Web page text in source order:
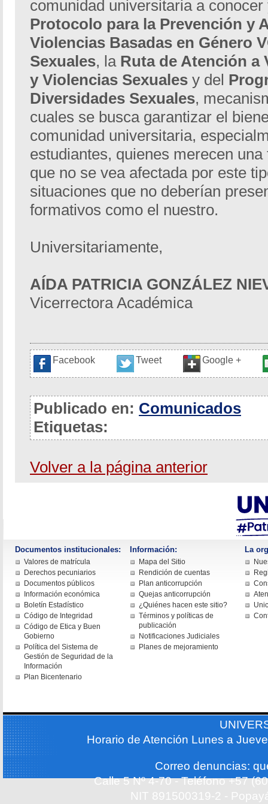
comunidad universitaria a
Protocolo para la Prevención y
Violencias Basadas en Género
Sexuales, la Ruta de Atención a
y Violencias Sexuales y del
Diversidades Sexuales,
cuales se busca garantizar el
comunidad universitaria,
estudiantes, quienes merecen
que no se vea afectada por este
situaciones que no deberían
formativos como el nuestro.
Universitariamente,
AÍDA PATRICIA GONZÁLEZ
Vicerrectora Académica
Facebook Tweet Google +
Publicado en: Comunicados
Etiquetas:
Volver a la página anterior
Documentos institucionales:
Valores de matrícula
Derechos pecuniarios
Documentos públicos
Información económica
Boletín Estadístico
Código de Integridad
Código de Etica y Buen
Gobierno
Política del Sistema de
Gestión de Seguridad de la
Información
Plan Bicentenario
Información:
Mapa del Sitio
Rendición de cuentas
Plan anticorrupción
Quejas anticorrupción
¿Quiénes hacen este sitio?
Términos y políticas de
publicación
Notificaciones Judiciales
Planes de mejoramiento
La
Horario de Atención Lunes a
Correo denuncias:
Calle 5 Nº 4-70 - Teléfono +57
NIT 891500319-2 -